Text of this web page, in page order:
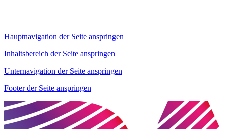
Hauptnavigation der Seite anspringen
Inhaltsbereich der Seite anspringen
Unternavigation der Seite anspringen
Footer der Seite anspringen